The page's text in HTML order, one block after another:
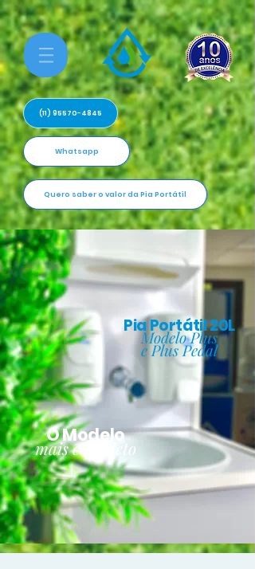
(11) 95570-4845
Whatsapp
Quero saber o valor da Pia Portátil
Pia Portátil 20L
Modelo Plus
e Plus Pedal
O Modelo
mais completo